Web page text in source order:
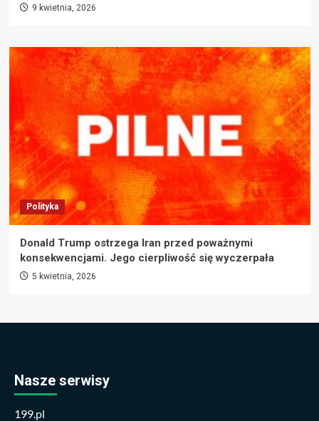
9 kwietnia, 2026
Polityka
Donald Trump ostrzega Iran przed poważnymi
konsekwencjami. Jego cierpliwość się wyczerpała
5 kwietnia, 2026
Nasze serwisy
199.pl